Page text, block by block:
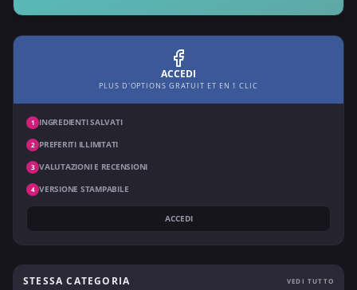
ACCEDI
PLUS D'OPTIONS GRATUIT ET EN 1 CLIC
1 INGREDIENTI SALVATI
2 PREFERITI ILLIMITATI
3 VALUTAZIONI E RECENSIONI
4 VERSIONE STAMPABILE
ACCEDI
STESSA CATEGORIA VEDI TUTTO